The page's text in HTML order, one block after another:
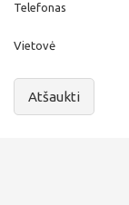
Telefonas
Vietovė
Atšaukti